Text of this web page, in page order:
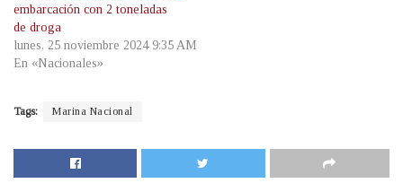
embarcación con 2 toneladas
de droga
lunes, 25 noviembre 2024 9:35 AM
En «Nacionales»
Tags: Marina Nacional